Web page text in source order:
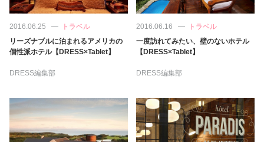
性と愛
ゲーム
2016.06.25
トラベル
リーズナブルに泊まれるアメリカの
個性派ホテル【DRESS×Tablet】
DRESS編集部
2016.06.16
トラベル
一度訪れてみたい、壁のないホテル
【DRESS×Tablet】
DRESS編集部